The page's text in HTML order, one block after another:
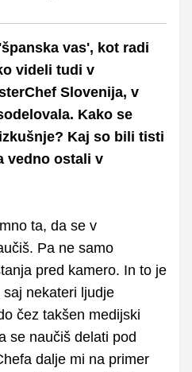
vas', kot radi
videli tudi v
Slovenija, v
Kako se
Kaj so bili tisti
vedno ostali v
ta, da se v
Pa ne samo
pred kamero. In to je
nekateri ljudje
čez takšen medijski
se naučiš delati pod
dalje mi na primer